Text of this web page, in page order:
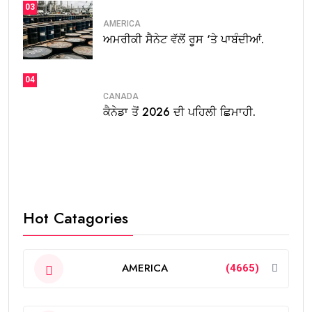
03
AMERICA
ਅਮਰੀਕੀ ਸੈਨੇਟ ਵੱਲੋਂ ਰੂਸ ‘ਤੇ ਪਾਬੰਦੀਆਂ.
04
CANADA
ਕੈਨੇਡਾ ਤੋਂ 2026 ਦੀ ਪਹਿਲੀ ਛਿਮਾਹੀ.
Hot Catagories
AMERICA (4665)